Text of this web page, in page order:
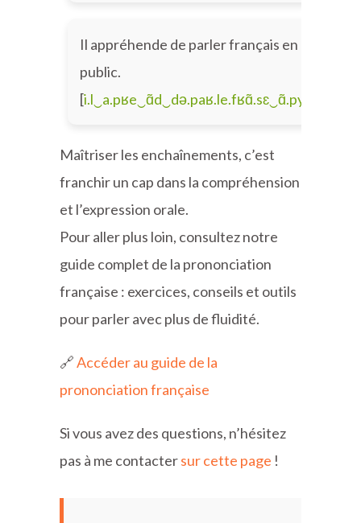
Il appréhende de parler français en
public.
[i.l‿a.pʁe‿ɑ̃d‿də.paʁ.le.fʁɑ̃.sɛ‿ɑ̃.py.blik
Maîtriser les enchaînements, c’est
franchir un cap dans la compréhension
et l’expression orale.
Pour aller plus loin, consultez notre
guide complet de la prononciation
française : exercices, conseils et outils
pour parler avec plus de fluidité.
🔗Accéder au guide de la
prononciation française
Si vous avez des questions, n’hésitez
pas à me contactersur cette page !